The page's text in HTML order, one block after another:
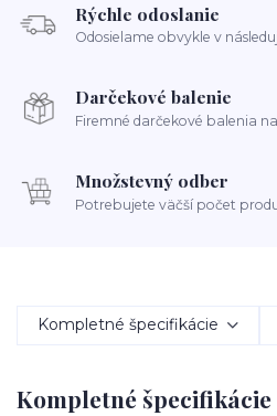
Rýchle odoslanie
Odosielame obvykle v
Darčekové balenie
Firemné darčekové balenia
Množstevný odber
Potrebujete väčší počet
Kompletné špecifikácie
Kompletné špecifikácie